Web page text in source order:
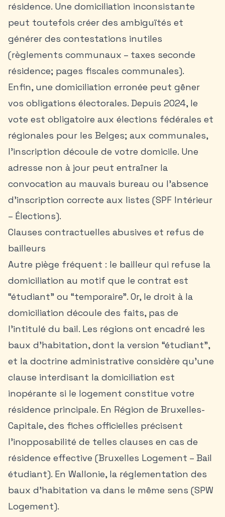
résidence. Une domiciliation inconsistante
peut toutefois créer des ambiguïtés et
générer des contestations inutiles
(règlements communaux – taxes seconde
résidence; pages fiscales communales).
Enfin, une domiciliation erronée peut gêner
vos obligations électorales. Depuis 2024, le
vote est obligatoire aux élections fédérales et
régionales pour les Belges; aux communales,
l’inscription découle de votre domicile. Une
adresse non à jour peut entraîner la
convocation au mauvais bureau ou l’absence
d’inscription correcte aux listes (SPF Intérieur
– Élections).
Clauses contractuelles abusives et refus de
bailleurs
Autre piège fréquent : le bailleur qui refuse la
domiciliation au motif que le contrat est
“étudiant” ou “temporaire”. Or, le droit à la
domiciliation découle des faits, pas de
l’intitulé du bail. Les régions ont encadré les
baux d’habitation, dont la version “étudiant”,
et la doctrine administrative considère qu’une
clause interdisant la domiciliation est
inopérante si le logement constitue votre
résidence principale. En Région de Bruxelles-
Capitale, des fiches officielles précisent
l’inopposabilité de telles clauses en cas de
résidence effective (Bruxelles Logement – Bail
étudiant). En Wallonie, la réglementation des
baux d’habitation va dans le même sens (SPW
Logement).